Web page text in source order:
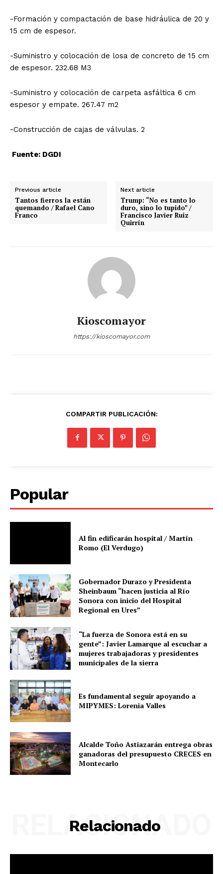
-Formación y compactación de base hidráulica de 20 y
15 cm de espesor.
-Suministro y colocación de losa de concreto de 15 cm
de espesor. 232.68 M3
-Suministro y colocación de carpeta asfáltica 6 cm
espesor y empate. 267.47 m2
-Construcción de cajas de válvulas. 2
Fuente: DGDI
Previous article
Tantos fierros la están
quemando / Rafael Cano
Franco
Next article
Trump: “No es tanto lo
duro, sino lo tupido” /
Francisco Javier Ruiz
Quirrín
Kioscomayor
https://kioscomayor.com
COMPARTIR PUBLICACIÓN:
Popular
Al fin edificarán hospital / Martín
Romo (El Verdugo)
Gobernador Durazo y Presidenta
Sheinbaum “hacen justicia al Río
Sonora con inicio del Hospital
Regional en Ures”
“La fuerza de Sonora está en su
gente”: Javier Lamarque al escuchar a
mujeres trabajadoras y presidentes
municipales de la sierra
Es fundamental seguir apoyando a
MIPYMES: Lorenia Valles
Alcalde Toño Astiazarán entrega obras
ganadoras del presupuesto CRECES en
Montecarlo
Relacionado
RELACIONADO